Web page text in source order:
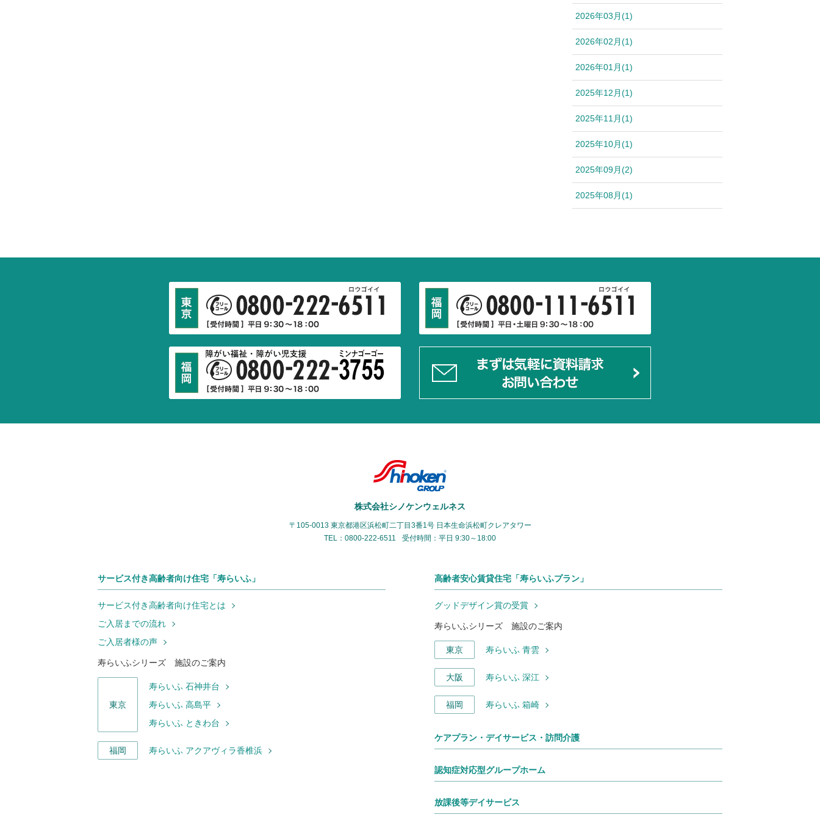
2026年03月(1)
2026年02月(1)
2026年01月(1)
2025年12月(1)
2025年11月(1)
2025年10月(1)
2025年09月(2)
2025年08月(1)
株式会社シノケンウェルネス
〒105-0013 東京都港区浜松町二丁目3番1号 日本生命浜松町クレアタワー
TEL：0800-222-6511
受付時間：平日 9:30～18:00
サービス付き高齢者向け住宅「寿らいふ」
サービス付き高齢者向け住宅とは
ご入居までの流れ
ご入居者様の声
寿らいふシリーズ 施設のご案内
東京
寿らいふ 石神井台
寿らいふ 高島平
寿らいふ ときわ台
福岡 寿らいふ アクアヴィラ香椎浜
高齢者安心賃貸住宅「寿らいふプラン」
グッドデザイン賞の受賞
寿らいふシリーズ 施設のご案内
東京 寿らいふ 青雲
大阪 寿らいふ 深江
福岡 寿らいふ 箱崎
ケアプラン・デイサービス・訪問介護
認知症対応型グループホーム
放課後等デイサービス